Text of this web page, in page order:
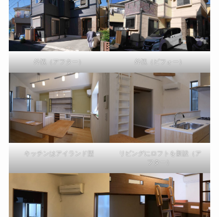
外観（アフター） 外観（ビフォー）
キッチンはアイランド型
リビングにロフトを新設（ア
フター）